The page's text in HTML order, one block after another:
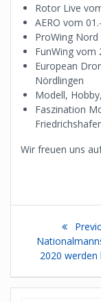
Rotor Live
AERO vom
ProWing
FunWing vom
European
Nördlingen
Modell,
Faszination
Wir freuen uns
2020 werden